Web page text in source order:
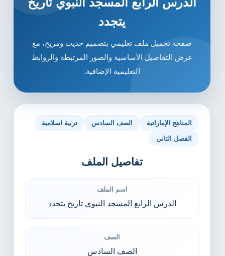
يتجدد
صفحة تحميل ملف تعليمي بتصميم حديث ومريح، مع
عرض التفاصيل الأساسية والصور المرتبطة والروابط
التعليمية الإضافية.
المناهج الإماراتية الصف السادس تربية اسلامية
الفصل الثاني
تفاصيل الملف
اسم الملف
الدرس الرابع المسجد النبوي تاريخ يتجدد
الصف
الصف السادس